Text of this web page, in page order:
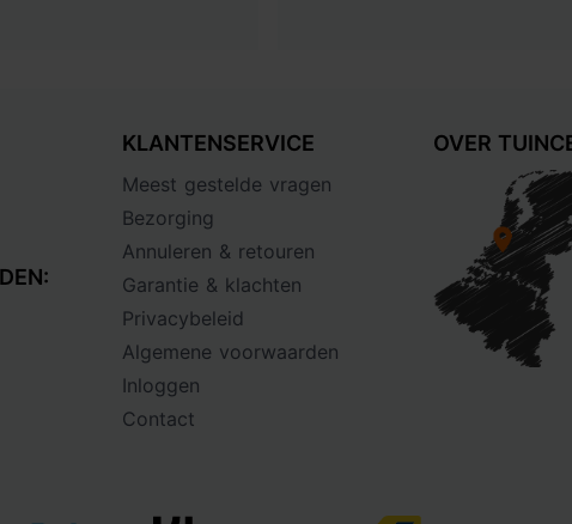
KLANTENSERVICE
Meest gestelde vragen
Bezorging
Annuleren & retouren
Garantie & klachten
Privacybeleid
Algemene voorwaarden
Inloggen
Contact
OVER